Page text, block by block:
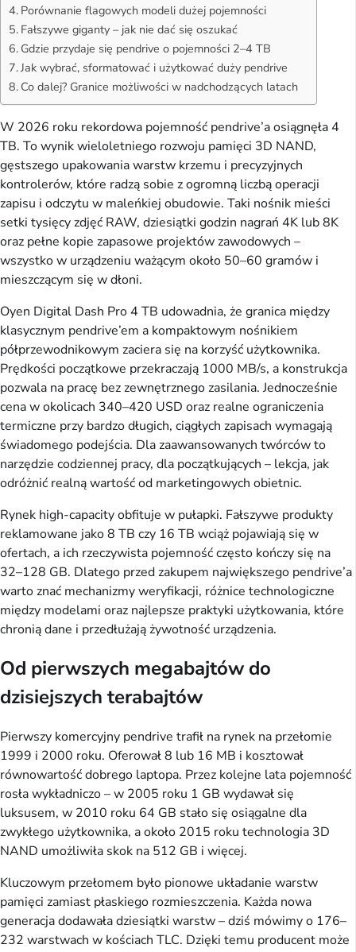
Porównanie flagowych modeli dużej pojemności
Fałszywe giganty – jak nie dać się oszukać
Gdzie przydaje się pendrive o pojemności 2–4 TB
Jak wybrać, sformatować i użytkować duży pendrive
Co dalej? Granice możliwości w nadchodzących latach
W 2026 roku rekordowa pojemność pendrive’a osiągnęła 4
TB. To wynik wieloletniego rozwoju pamięci 3D NAND,
gęstszego upakowania warstw krzemu i precyzyjnych
kontrolerów, które radzą sobie z ogromną liczbą operacji
zapisu i odczytu w maleńkiej obudowie. Taki nośnik mieści
setki tysięcy zdjęć RAW, dziesiątki godzin nagrań 4K lub 8K
oraz pełne kopie zapasowe projektów zawodowych –
wszystko w urządzeniu ważącym około 50–60 gramów i
mieszczącym się w dłoni.
Oyen Digital Dash Pro 4 TB udowadnia, że granica między
klasycznym pendrive’em a kompaktowym nośnikiem
półprzewodnikowym zaciera się na korzyść użytkownika.
Prędkości początkowe przekraczają 1000 MB/s, a konstrukcja
pozwala na pracę bez zewnętrznego zasilania. Jednocześnie
cena w okolicach 340–420 USD oraz realne ograniczenia
termiczne przy bardzo długich, ciągłych zapisach wymagają
świadomego podejścia. Dla zaawansowanych twórców to
narzędzie codziennej pracy, dla początkujących – lekcja, jak
odróżnić realną wartość od marketingowych obietnic.
Rynek high-capacity obfituje w pułapki. Fałszywe produkty
reklamowane jako 8 TB czy 16 TB wciąż pojawiają się w
ofertach, a ich rzeczywista pojemność często kończy się na
32–128 GB. Dlatego przed zakupem największego pendrive’a
warto znać mechanizmy weryfikacji, różnice technologiczne
między modelami oraz najlepsze praktyki użytkowania, które
chronią dane i przedłużają żywotność urządzenia.
Od pierwszych megabajtów do
dzisiejszych terabajtów
Pierwszy komercyjny pendrive trafił na rynek na przełomie
1999 i 2000 roku. Oferował 8 lub 16 MB i kosztował
równowartość dobrego laptopa. Przez kolejne lata pojemność
rosła wykładniczo – w 2005 roku 1 GB wydawał się
luksusem, w 2010 roku 64 GB stało się osiągalne dla
zwykłego użytkownika, a około 2015 roku technologia 3D
NAND umożliwiła skok na 512 GB i więcej.
Kluczowym przełomem było pionowe układanie warstw
pamięci zamiast płaskiego rozmieszczenia. Każda nowa
generacja dodawała dziesiątki warstw – dziś mówimy o 176–
232 warstwach w kościach TLC. Dzięki temu producent może